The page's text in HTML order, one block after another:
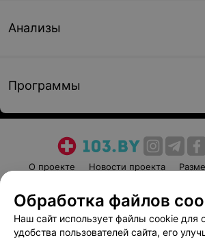
Анализы
Программы
О проекте Новости проекта
Пользовательское соглашение
Вакансии
Партнеры
Обработка файлов
Наш сайт использует файлы cookie для
удобства пользователей сайта, его